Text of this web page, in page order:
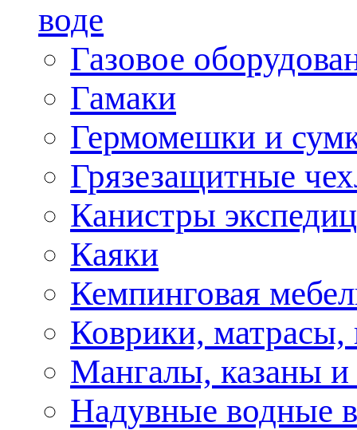
воде
Газовое
Гамаки
Гермомешки и
Грязезащитные
Канистры
Каяки
Кемпинговая
Коврики,
Мангалы, казаны и
Надувные водные